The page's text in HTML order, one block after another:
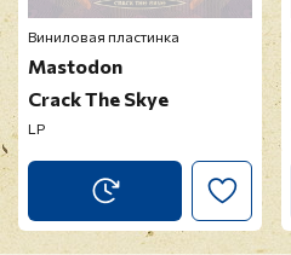
Виниловая пластинка
Mastodon
Crack The Skye
LP